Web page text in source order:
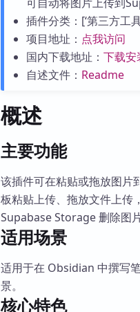
插件分类：[‘第三方工具
项目地址： 点我访问
国内下载地址： 下载安
自述文件： Readme
概述
主要功能
该插件可在粘贴或拖放图片
板粘贴上传、拖放文件上传
Supabase Storage 删除图片
适用场景
适用于在 Obsidian 中撰写
景。
核心特色